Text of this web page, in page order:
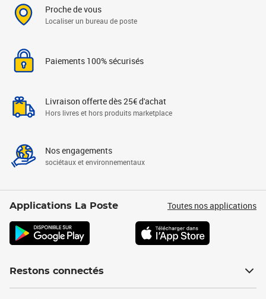
Proche de vous
Localiser un bureau de poste
Paiements 100% sécurisés
Livraison offerte dès 25€ d'achat
Hors livres et hors produits marketplace
Nos engagements
sociétaux et environnementaux
Applications La Poste Toutes nos applications
Restons connectés